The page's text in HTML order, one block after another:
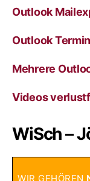
Outlook
Outlook
Mehrere
Videos
WiSch –
WIR GEHÖREN